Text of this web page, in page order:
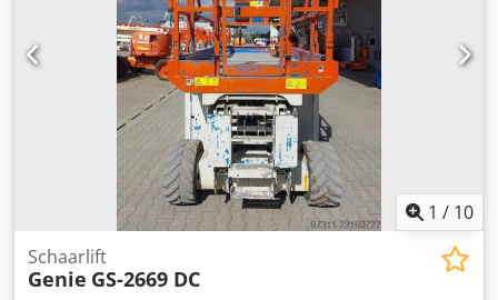
1 / 10
Schaarlift
Genie GS-2669 DC